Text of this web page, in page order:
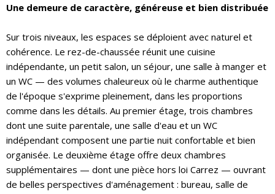
Une demeure de caractère, généreuse et bien distribuée
Sur trois niveaux, les espaces se déploient avec naturel et
cohérence. Le rez-de-chaussée réunit une cuisine
indépendante, un petit salon, un séjour, une salle à manger et
un WC — des volumes chaleureux où le charme authentique
de l'époque s'exprime pleinement, dans les proportions
comme dans les détails. Au premier étage, trois chambres
dont une suite parentale, une salle d'eau et un WC
indépendant composent une partie nuit confortable et bien
organisée. Le deuxième étage offre deux chambres
supplémentaires — dont une pièce hors loi Carrez — ouvrant
de belles perspectives d'aménagement : bureau, salle de